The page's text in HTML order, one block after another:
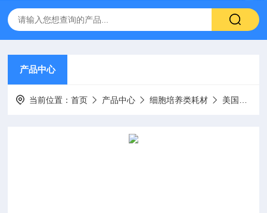
产品中心
当前位置：首页 产品中心 细胞培养类耗材 美国康宁Corning-Costar耗材